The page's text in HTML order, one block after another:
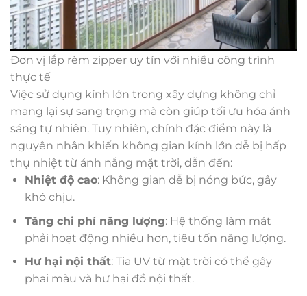
Đơn vị lắp rèm zipper uy tín với nhiều công trình
thực tế
Việc sử dụng kính lớn trong xây dựng không chỉ
mang lại sự sang trọng mà còn giúp tối ưu hóa ánh
sáng tự nhiên. Tuy nhiên, chính đặc điểm này là
nguyên nhân khiến không gian kính lớn dễ bị hấp
thụ nhiệt từ ánh nắng mặt trời, dẫn đến:
Nhiệt độ cao: Không gian dễ bị nóng bức, gây
khó chịu.
Tăng chi phí năng lượng: Hệ thống làm mát
phải hoạt động nhiều hơn, tiêu tốn năng lượng.
Hư hại nội thất: Tia UV từ mặt trời có thể gây
phai màu và hư hại đồ nội thất.